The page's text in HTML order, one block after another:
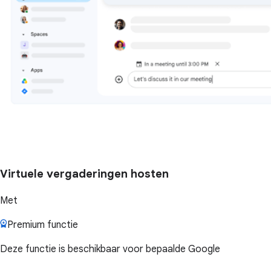
Virtuele vergaderingen hosten
Met
Premium functie
Deze functie is beschikbaar voor bepaalde Google